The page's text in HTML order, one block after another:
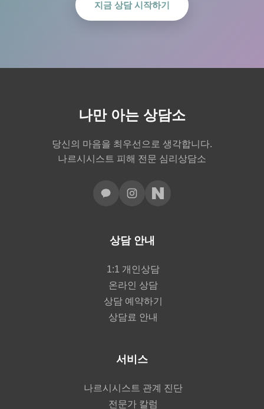
지금 상담 시작하기
나만 아는 상담소
당신의 마음을 최우선으로 생각합니다.
나르시시스트 피해 전문 심리상담소
상담 안내
1:1 개인상담
온라인 상담
상담 예약하기
상담료 안내
서비스
나르시시스트 관계 진단
전문가 칼럼